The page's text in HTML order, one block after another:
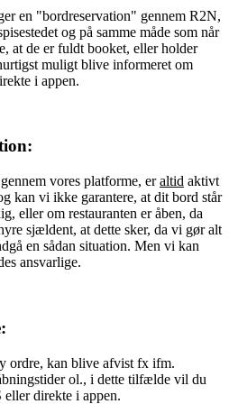
en "bordreservation" gennem R2N,
og på samme måde som når
at de er fuldt booket, eller holder
muligt blive informeret om
i appen.
vores platforme, eraltid aktivt
kan vi ikke garantere, at dit bord står
eller om restauranten er åben, da
sjældent, at dette sker, da vi gør alt
en sådan situation. Men vi kan
ansvarlige.
ordre, kan blive afvist fx ifm.
ol., i dette tilfælde vil du
direkte i appen.